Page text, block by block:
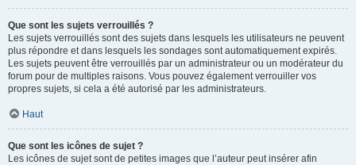
Que sont les sujets verrouillés ?
Les sujets verrouillés sont des sujets dans lesquels les utilisateurs ne peuvent
plus répondre et dans lesquels les sondages sont automatiquement expirés.
Les sujets peuvent être verrouillés par un administrateur ou un modérateur du
forum pour de multiples raisons. Vous pouvez également verrouiller vos
propres sujets, si cela a été autorisé par les administrateurs.
Haut
Que sont les icônes de sujet ?
Les icônes de sujet sont de petites images que l’auteur peut insérer afin